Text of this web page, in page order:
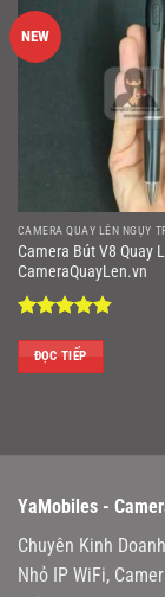
NEW
CAMERA QUAY LÉN NGỤY
Camera Bút V8 Quay
CameraQuayLen.vn
hạng4.86
5 sao
ĐỌC TIẾP
YaMobiles -
Chuyên Kinh
Nhỏ IP WiFi,